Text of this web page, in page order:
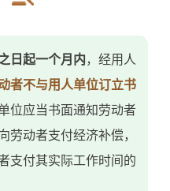
日起一个月内，经用人
者不与用人单位订立书
位应当书面通知劳动者
劳动者支付经济补偿，
支付其实际工作时间的